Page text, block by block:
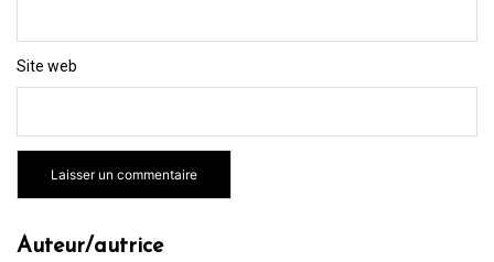
Site web
Auteur/autrice